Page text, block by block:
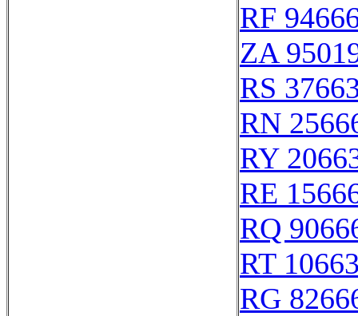
RF
ZA
RS
RN
RY
RE
RQ
RT
RG